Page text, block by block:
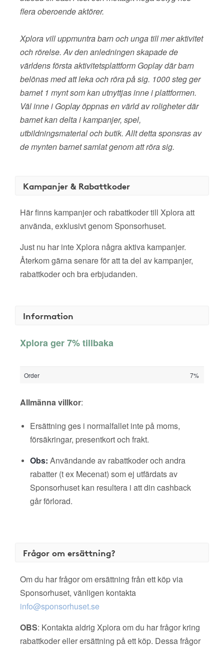
flera oberoende aktörer.
Xplora vill uppmuntra barn och unga till mer aktivitet
och rörelse. Av den anledningen skapade de
världens första aktivitetsplattform Goplay där barn
belönas med att leka och röra på sig. 1000 steg ger
barnet 1 mynt som kan utnyttjas inne i plattformen.
Väl inne i Goplay öppnas en värld av roligheter där
barnet kan delta i kampanjer, spel,
utbildningsmaterial och butik. Allt detta sponsras av
de mynten barnet samlat genom att röra sig.
Kampanjer & Rabattkoder
Här finns kampanjer och rabattkoder till Xplora att
använda, exklusivt genom Sponsorhuset.
Just nu har inte Xplora några aktiva kampanjer.
Återkom gärna senare för att ta del av kampanjer,
rabattkoder och bra erbjudanden.
Information
Xplora ger 7% tillbaka
Order 7%
Allmänna villkor:
Ersättning ges i normalfallet inte på moms,
försäkringar, presentkort och frakt.
Obs: Användande av rabattkoder och andra
rabatter (t ex Mecenat) som ej utfärdats av
Sponsorhuset kan resultera i att din cashback
går förlorad.
Frågor om ersättning?
Om du har frågor om ersättning från ett köp via
Sponsorhuset, vänligen kontakta
info@sponsorhuset.se
OBS: Kontakta aldrig Xplora om du har frågor kring
rabattkoder eller ersättning på ett köp. Dessa frågor